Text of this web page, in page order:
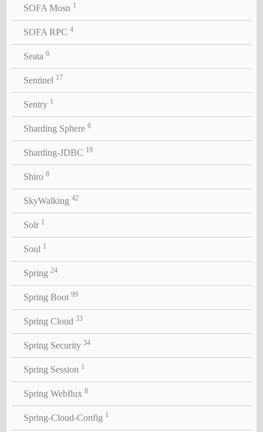
SOFA Mosn 1
SOFA RPC 4
Seata 6
Sentinel 17
Sentry 1
Sharding Sphere 6
Sharding-JDBC 19
Shiro 8
SkyWalking 42
Solr 1
Soul 1
Spring 24
Spring Boot 99
Spring Cloud 33
Spring Security 34
Spring Session 1
Spring Webflux 8
Spring-Cloud-Config 1